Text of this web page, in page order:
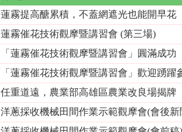
蓮霧提高醣累積，不蓋網遮光也能開早花
蓮霧催花技術觀摩暨講習會 (第三場)
「蓮霧催花技術觀摩暨講習會」圓滿成功
「蓮霧催花技術觀摩暨講習會」歡迎踴躍
任重道遠，農業部高雄區農業改良場揭牌
洋蔥採收機械田間作業示範觀摩會(會後新